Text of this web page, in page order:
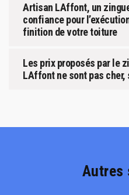
Artisan LAffont, un
confiance pour
finition de votre toiture
Les prix proposés par le
LAffont ne sont pas
Autres